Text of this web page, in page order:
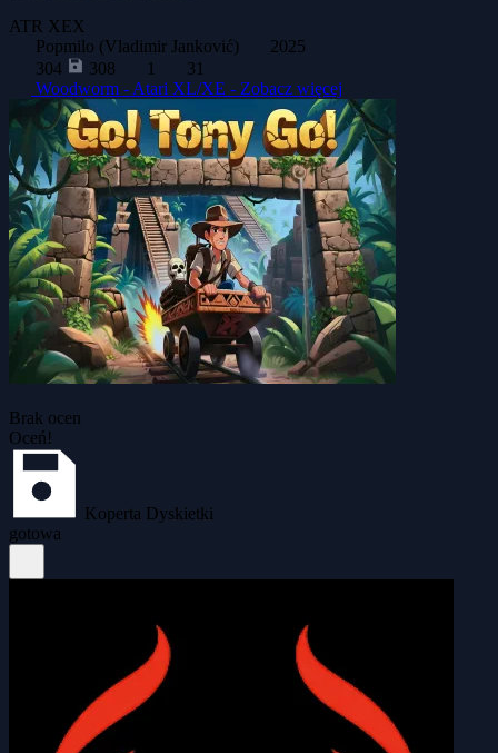
ATR XEX
Popmilo (Vladimir Janković)
2025
304
308 1
31
Woodworm - Atari XL/XE - Zobacz więcej
Brak ocen
Oceń!
Koperta Dyskietki
gotowa